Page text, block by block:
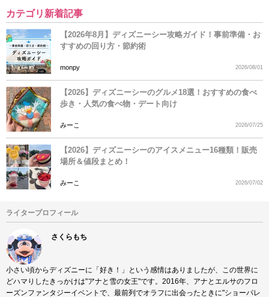
カテゴリ新着記事
【2026年8月】ディズニーシー攻略ガイド！事前準備・お
すすめの回り方・節約術
monpy 2026/08/01
【2026】ディズニーシーのグルメ18選！おすすめの食べ
歩き・人気の食べ物・デート向け
みーこ 2026/07/25
【2026】ディズニーシーのアイスメニュー16種類！販売
場所＆値段まとめ！
みーこ 2026/07/02
ライタープロフィール
さくらもち
小さい頃からディズニーに「好き！」という感情はありましたが、この世界に
どハマりしたきっかけは"アナと雪の女王"です。2016年、アナとエルサのフロ
ーズンファンタジーイベントで、最前列でオラフに出会ったときに"ショーパレ